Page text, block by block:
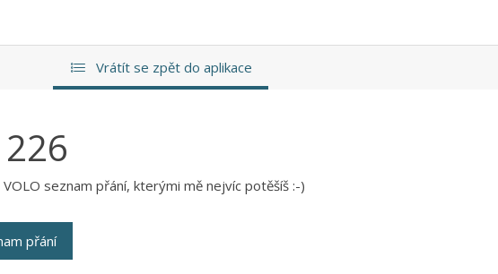
Vrátít se zpět do aplikace
226
VOLO seznam přání, kterými mě nejvíc potěšíš :-)
přání